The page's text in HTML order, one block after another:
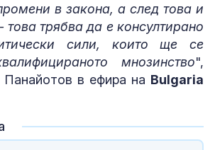
в закона, а след това и
трябва да е консултирано
сили, които ще се
мнозинство",
в ефира на Bulgaria